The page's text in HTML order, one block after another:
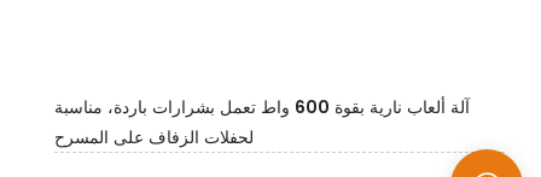
آلة ألعاب نارية بقوة 600 واط تعمل بشرارات باردة، مناسبة
لحفلات الزفاف على المسرح